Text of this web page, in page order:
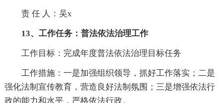
责 任 人：吴x
13、工作任务：普法依法治理工作
工作目标：完成年度普法依法治理目标任务
工作措施：一是加强组织领导，抓好工作落实；二是
强化法制宣传教育，营造良好法制氛围；三是增强依法行
政的能力和水平，严格依法行政。